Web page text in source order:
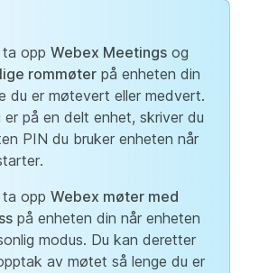
opp Webex Meetings og
rommøter på enheten din
du er møtevert eller medvert.
er på en delt enhet, skriver du
PIN du bruker enheten når
opp Webex møter med
på enheten din når enheten
modus. Du kan deretter
av møtet så lenge du er